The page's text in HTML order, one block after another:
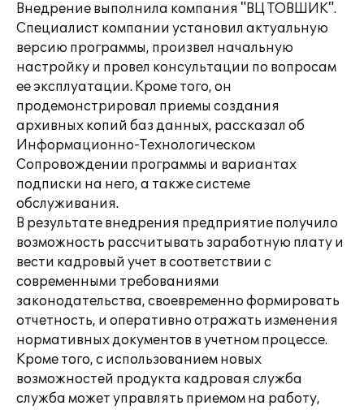
Внедрение выполнила компания "ВЦ ТОВШИК".
Специалист компании установил актуальную
версию программы, произвел начальную
настройку и провел консультации по вопросам
ее эксплуатации. Кроме того, он
продемонстрировал приемы создания
архивных копий баз данных, рассказал об
Информационно-Технологическом
Сопровождении программы и вариантах
подписки на него, а также системе
обслуживания.
В результате внедрения предприятие получило
возможность рассчитывать заработную плату и
вести кадровый учет в соответствии с
современными требованиями
законодательства, своевременно формировать
отчетность, и оперативно отражать изменения
нормативных документов в учетном процессе.
Кроме того, с использованием новых
возможностей продукта кадровая служба
служба может управлять приемом на работу,